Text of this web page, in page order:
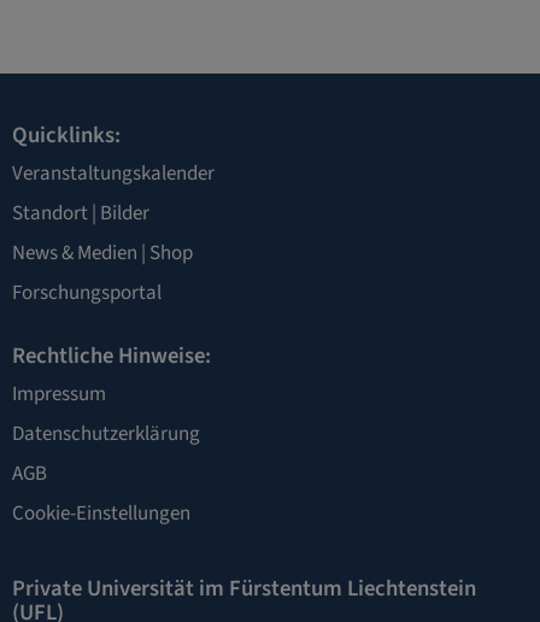
Quicklinks:
Veranstaltungskalender
Standort| Bilder
News & Medien | Shop
Forschungsportal
Rechtliche Hinweise:
Impressum
Datenschutzerklärung
AGB
Cookie-Einstellungen
Private Universität im Fürstentum Liechtenstein
(UFL)